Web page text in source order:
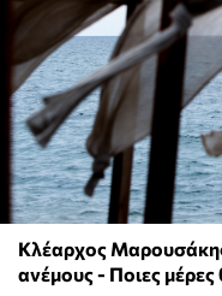
Κλέαρχος
ανέμους - Ποιες μέρες